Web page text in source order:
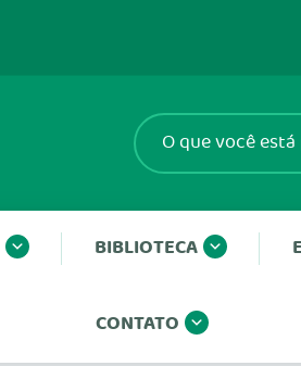
BIBLIOTECA
CONTATO